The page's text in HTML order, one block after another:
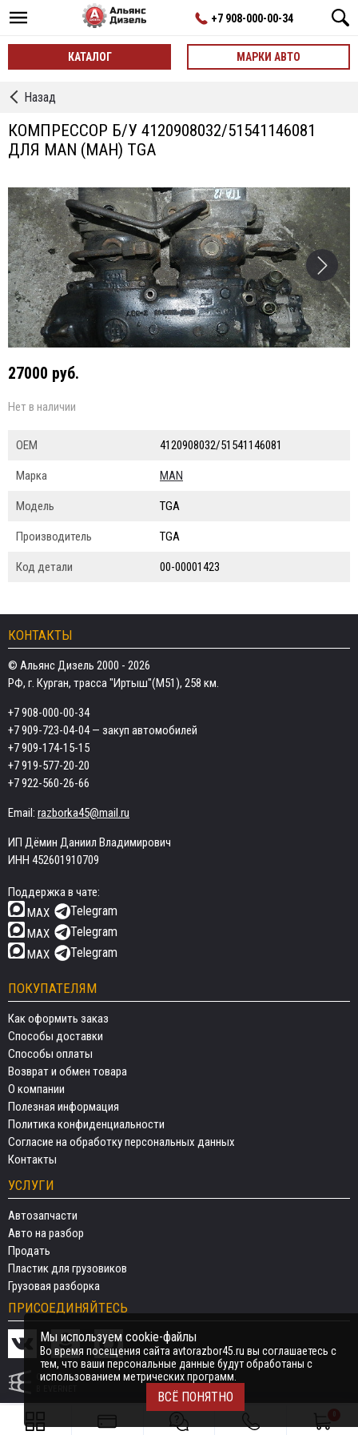
+7 908-000-00-34
КАТАЛОГ МАРКИ АВТО
←Назад
КОМПРЕССОР Б/У 4120908032/51541146081
ДЛЯ MAN (МАН) TGA
27000 руб.
Нет в наличии
ОЕМ 4120908032/51541146081
Марка MAN
Модель TGA
Производитель TGA
Код детали 00-00001423
КОНТАКТЫ
© Альянс Дизель 2000 - 2026
РФ, г. Курган, трасса "Иртыш"(М51), 258 км.
+7 908-000-00-34
+7 909-723-04-04— закуп автомобилей
+7 909-174-15-15
+7 919-577-20-20
+7 922-560-26-66
Email: razborka45@mail.ru
ИП Дёмин Даниил Владимирович
ИНН 452601910709
Поддержка в чате:
MAX
Telegram
MAX Telegram
MAX Telegram
ПОКУПАТЕЛЯМ
Как оформить заказ
Способы доставки
Способы оплаты
Возврат и обмен товара
О компании
Полезная информация
Политика конфиденциальности
Согласие на обработку персональных данных
Контакты
УСЛУГИ
Автозапчасти
Авто на разбор
Продать
Пластик для грузовиков
Грузовая разборка
ПРИСОЕДИНЯЙТЕСЬ
СДЕЛАНО
Мы используем cookie-файлы
Во время посещения сайта avtorazbor45.ru вы соглашаетесь с
тем, что ваши персональные данные будут обработаны с
использованием метрических программ.
ВСЁ ПОНЯТНО